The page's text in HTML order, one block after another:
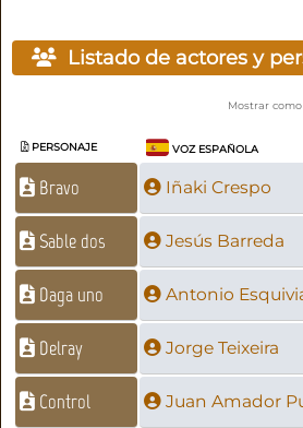
Listado de actores y
Mostrar como
PERSONAJE VOZ ESPAÑOLA
Bravo Iñaki Crespo
Sable dos Jesús Barreda
Daga uno Antonio
Delray Jorge Teixeira
Control Juan Amador